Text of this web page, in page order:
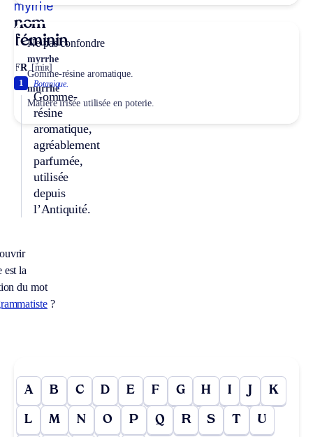
myrrhe
nom
féminin
FR [miʀ]
Botanique.
Gomme-
résine
aromatique,
agréablement
parfumée,
utilisée
depuis
l’Antiquité.
1
est la
du mot
?
Ne pas confondre
myrrhe
Gomme-résine aromatique.
murrhe
Matière irisée utilisée en poterie.
A B C D E F G H I J K
L M N O P Q R S T U